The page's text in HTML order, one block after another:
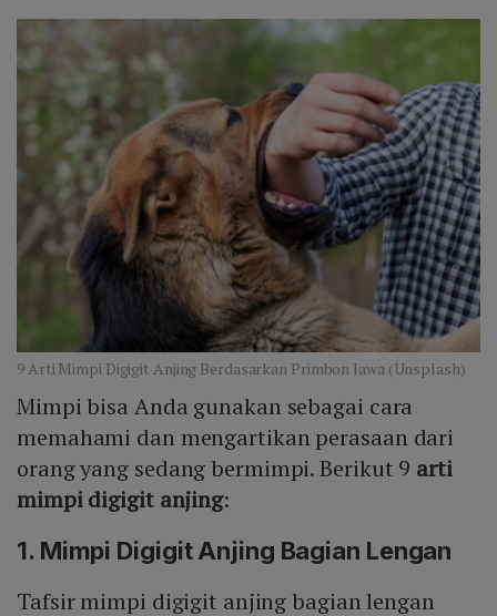
9 Arti Mimpi Digigit Anjing Berdasarkan Primbon Jawa (Unsplash)
Mimpi bisa Anda gunakan sebagai cara
memahami dan mengartikan perasaan dari
orang yang sedang bermimpi. Berikut 9 arti
mimpi digigit anjing:
1. Mimpi Digigit Anjing Bagian Lengan
Tafsir mimpi digigit anjing bagian lengan